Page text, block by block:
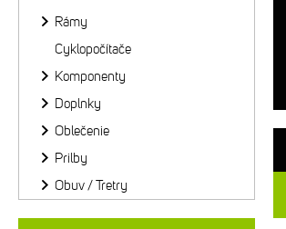
Rámy
Cyklopočítače
Komponenty
Doplnky
Oblečenie
Prilby
Obuv / Tretry